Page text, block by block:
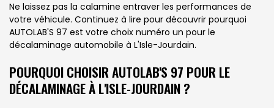
Ne laissez pas la calamine entraver les performances de
votre véhicule. Continuez à lire pour découvrir pourquoi
AUTOLAB'S 97 est votre choix numéro un pour le
décalaminage automobile à L'Isle-Jourdain.
POURQUOI CHOISIR AUTOLAB'S 97 POUR LE
DÉCALAMINAGE À L'ISLE-JOURDAIN ?